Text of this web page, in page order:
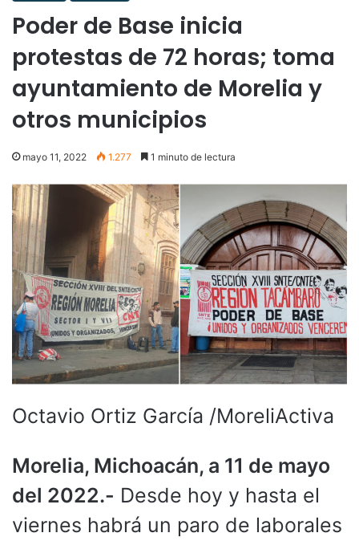
Poder de Base inicia
protestas de 72 horas; toma
ayuntamiento de Morelia y
otros municipios
mayo 11, 2022 1.277 1 minuto de lectura
Octavio Ortiz García /MoreliActiva
Morelia, Michoacán, a 11 de mayo
del 2022.- Desde hoy y hasta el
viernes habrá un paro de laborales